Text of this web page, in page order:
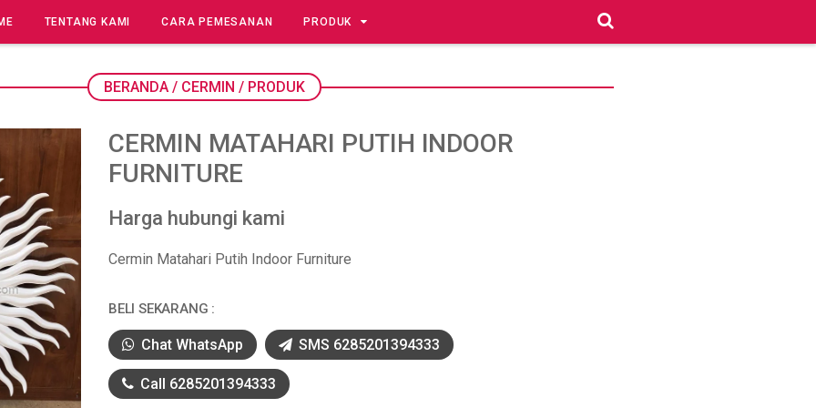
TENTANG KAMI CARA PEMESANAN PRODUK
BERANDA/ CERMIN / PRODUK
CERMIN MATAHARI PUTIH INDOOR
FURNITURE
Harga hubungi kami
Cermin Matahari Putih Indoor Furniture
BELI SEKARANG :
Chat WhatsApp SMS 6285201394333
Call 6285201394333